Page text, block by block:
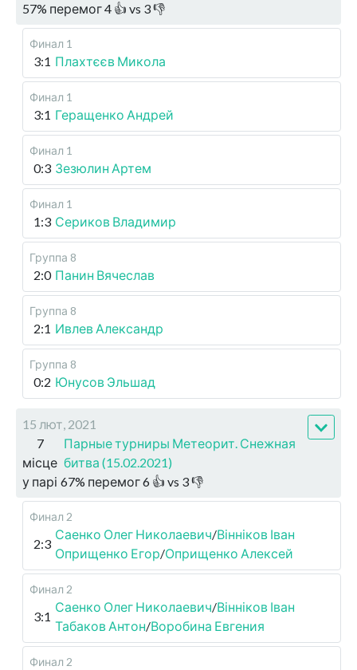
57% перемог4 👍 vs 3👎
Финал 1
3:1 Плахтєєв Микола
Финал 1
3:1 Геращенко Андрей
Финал 1
0:3 Зезюлин Артем
Финал 1
1:3 Сериков Владимир
Группа 8
2:0 Панин Вячеслав
Группа 8
2:1 Ивлев Александр
Группа 8
0:2 Юнусов Эльшад
15 лют, 2021
7
місце
Парные турниры Метеорит. Снежная
битва (15.02.2021)
у парі 67% перемог6 👍 vs 3👎
Финал 2
2:3
Саенко Олег Николаевич/Вінніков Іван
Оприщенко Егор/Оприщенко Алексей
Финал 2
3:1
Саенко Олег Николаевич/Вінніков Іван
Табаков Антон/Воробина Евгения
Финал 2